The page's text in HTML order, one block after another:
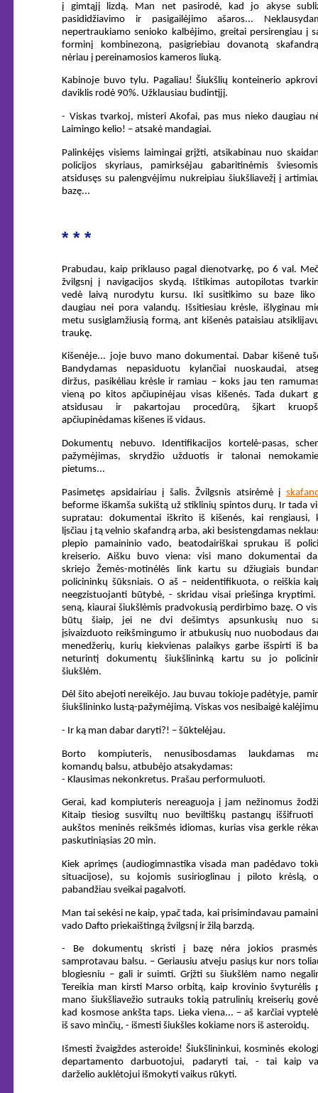
į gimtąjį lizdą. Man net pasirodė, kad jo akyse
pasididžiavimo ir pasigailėjimo ašaros...
nepertraukiamo senioko kalbėjimo, greitai persirengiau į
forminį kombinezoną, pasigriebiau dovanotą
nėriau į pereinamosios kameros liuką.
Kabinoje buvo tylu. Pagaliau! Šiukšlių konteinerio
daviklis rodė 90%. Užklausiau budintįjį.
- Viskas tvarkoj, misteri Akofai, pas mus nieko daugiau
Laimingo kelio! – atsakė mandagiai.
Palinkėjęs visiems laimingai grįžti, atsikabinau nuo
policijos skyriaus, pamirksėjau gabaritinėmis
atsidusęs su palengvėjimu nukreipiau šiukšliavežį į
bazę...
* * *
Prabudau, kaip priklauso pagal dienotvarkę, po 6 val.
žvilgsnį į navigacijos skydą. Ištikimas autopilotas
vedė laivą nurodytu kursu. Iki susitikimo su baze
daugiau nei pora valandų. Išsitiesiau krėsle, išlyginau
metu susiglamžiusią formą, ant kišenės pataisiau
traukę.
Kišenėje... joje buvo mano dokumentai. Dabar kišenė
Bandydamas nepasiduotu kylančiai nuoskaudai,
diržus, pasikėliau krėsle ir ramiau – koks jau ten
vieną po kitos apčiupinėjau visas kišenės. Tada dukart
atsidusau ir pakartojau procedūrą, šįkart
apčiupinėdamas kišenes iš vidaus.
Dokumentų nebuvo. Identifikacijos kortelė-pasas,
pažymėjimas, skrydžio užduotis ir talonai
pietums...
Pasimetęs apsidairiau į šalis. Žvilgsnis atsirėmė į
beforme iškamša sukištą už stiklinių spintos durų. Ir tada
supratau: dokumentai iškrito iš kišenės, kai rengiausi,
lįsčiau į tą velnio skafandrą arba, aki besistengdamas
plepio pamaininio vado, beatodairiškai sprukau iš
kreiserio. Aišku buvo viena: visi mano dokumentai
skriejo Žemės-motinėlės link kartu su džiugiais
policininkų šūksniais. O aš – neidentifikuota, o reiškia
neegzistuojanti būtybė, - skridau visai priešinga
seną, kiaurai šiukšlėmis pradvokusią perdirbimo bazę. O
būtų šiaip, jei ne dvi dešimtys apsunkusių nuo
įsivaizduoto reikšmingumo ir atbukusių nuo nuobodaus
menedžerių, kurių kiekvienas palaikys garbe išspirti iš
neturintį dokumentų šiukšlininką kartu su jo
šiukšlėm.
Dėl šito abejoti nereikėjo. Jau buvau tokioje padėtyje,
šiukšlininko lustą-pažymėjimą. Viskas vos nesibaigė
- Ir ką man dabar daryti?! – šūktelėjau.
Borto kompiuteris, nenusibosdamas laukdamas
komandų balsu, atbubėjo atsakydamas:
- Klausimas nekonkretus. Prašau performuluoti.
Gerai, kad kompiuteris nereaguoja į jam nežinomus
Kitaip tiesiog susviltų nuo beviltiškų pastangų iššifruoti
aukštos meninės reikšmės idiomas, kurias visa gerkle
paskutiniąsias 20 min.
Kiek aprimęs (audiogimnastika visada man padėdavo
situacijose), su kojomis susirioglinau į piloto krėslą,
pabandžiau sveikai pagalvoti.
Man tai sekėsi ne kaip, ypač tada, kai prisimindavau
vado Dafto priekaištingą žvilgsnį ir žilą barzdą.
- Be dokumentų skristi į bazę nėra jokios
samprotavau balsu. – Geriausiu atveju pasiųs kur nors
blogiesniu – gali ir suimti. Grįžti su šiukšlėm namo
Tereikia man kirsti Marso orbitą, kaip krovinio švyturėlis
mano šiukšliavežio sutrauks tokią patrulinių kreiserių
kad kosmose ankšta taps. Lieka viena... – aš karčiai
iš savo minčių, - išmesti šiukšles kokiame nors iš asteroidų.
Išmesti žvaigždes asteroide! Šiukšlininkui, kosminės
departamento darbuotojui, padaryti tai, - tai kaip
darželio auklėtojui išmokyti vaikus rūkyti.